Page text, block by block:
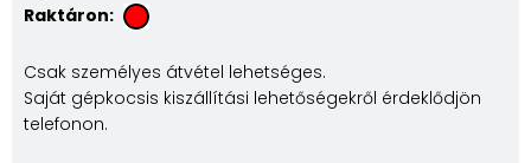
Raktáron:
Csak személyes átvétel lehetséges.
Saját gépkocsis kiszállítási lehetőségekről érdeklődjön
telefonon.